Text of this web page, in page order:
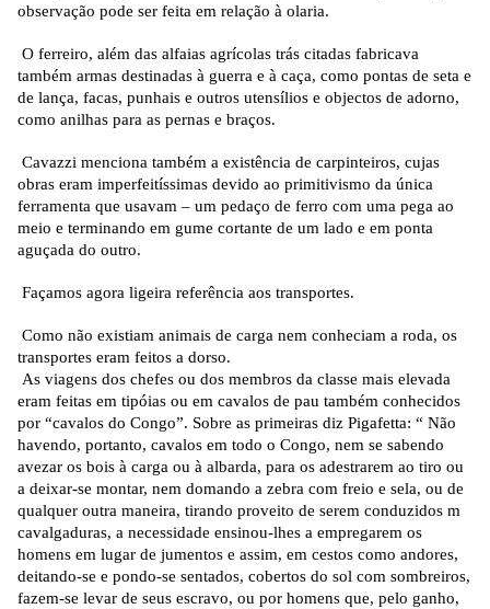
observação pode ser feita em relação à olaria.
O ferreiro, além das alfaias agrícolas trás citadas fabricava
também armas destinadas à guerra e à caça, como pontas de seta e
de lança, facas, punhais e outros utensílios e objectos de adorno,
como anilhas para as pernas e braços.
Cavazzi menciona também a existência de carpinteiros, cujas
obras eram imperfeitíssimas devido ao primitivismo da única
ferramenta que usavam – um pedaço de ferro com uma pega ao
meio e terminando em gume cortante de um lado e em ponta
aguçada do outro.
Façamos agora ligeira referência aos transportes.
Como não existiam animais de carga nem conheciam a roda, os
transportes eram feitos a dorso.
As viagens dos chefes ou dos membros da classe mais elevada
eram feitas em tipóias ou em cavalos de pau também conhecidos
por “cavalos do Congo”. Sobre as primeiras diz Pigafetta: “ Não
havendo, portanto, cavalos em todo o Congo, nem se sabendo
avezar os bois à carga ou à albarda, para os adestrarem ao tiro ou
a deixar-se montar, nem domando a zebra com freio e sela, ou de
qualquer outra maneira, tirando proveito de serem conduzidos m
cavalgaduras, a necessidade ensinou-lhes a empregarem os
homens em lugar de jumentos e assim, em cestos como andores,
deitando-se e pondo-se sentados, cobertos do sol com sombreiros,
fazem-se levar de seus escravo, ou por homens que, pelo ganho,